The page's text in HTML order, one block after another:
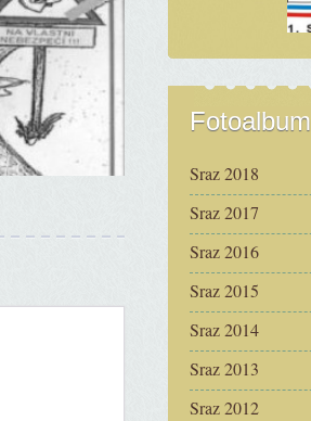
Fotoalbum
Sraz 2018
Sraz 2017
Sraz 2016
Sraz 2015
Sraz 2014
Sraz 2013
Sraz 2012